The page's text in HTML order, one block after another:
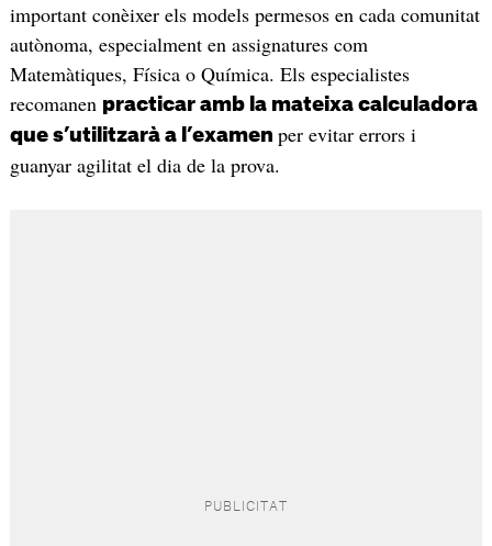
important conèixer els models permesos en cada comunitat
autònoma, especialment en assignatures com
Matemàtiques, Física o Química. Els especialistes
recomanen practicar amb la mateixa calculadora
que s’utilitzarà a l’examen per evitar errors i
guanyar agilitat el dia de la prova.